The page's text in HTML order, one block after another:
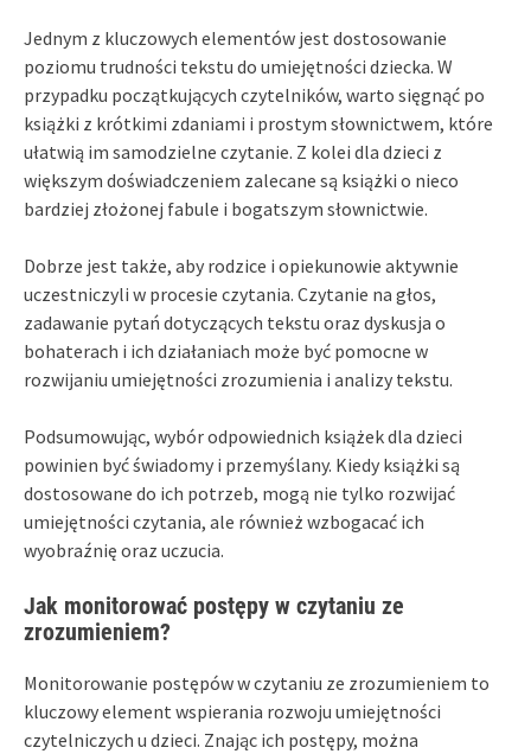
Jednym z kluczowych elementów jest dostosowanie
poziomu trudności tekstu do umiejętności dziecka. W
przypadku początkujących czytelników, warto sięgnąć po
książki z krótkimi zdaniami i prostym słownictwem, które
ułatwią im samodzielne czytanie. Z kolei dla dzieci z
większym doświadczeniem zalecane są książki o nieco
bardziej złożonej fabule i bogatszym słownictwie.
Dobrze jest także, aby rodzice i opiekunowie aktywnie
uczestniczyli w procesie czytania. Czytanie na głos,
zadawanie pytań dotyczących tekstu oraz dyskusja o
bohaterach i ich działaniach może być pomocne w
rozwijaniu umiejętności zrozumienia i analizy tekstu.
Podsumowując, wybór odpowiednich książek dla dzieci
powinien być świadomy i przemyślany. Kiedy książki są
dostosowane do ich potrzeb, mogą nie tylko rozwijać
umiejętności czytania, ale również wzbogacać ich
wyobraźnię oraz uczucia.
Jak monitorować postępy w czytaniu ze
zrozumieniem?
Monitorowanie postępów w czytaniu ze zrozumieniem to
kluczowy element wspierania rozwoju umiejętności
czytelniczych u dzieci. Znając ich postępy, można